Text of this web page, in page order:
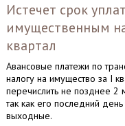
Истечет срок
имущественным
квартал
Авансовые платежи по
налогу на имущество за I
перечислить не позднее 2
так как его последний
выходные.